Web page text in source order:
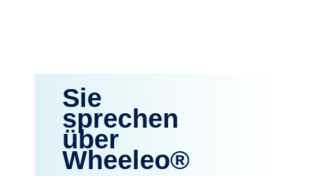
Sie
sprechen
über
Wheeleo®